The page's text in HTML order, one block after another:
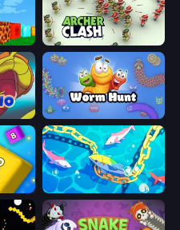
Archer Clash
Worm Hunt
Deep Sea Duel